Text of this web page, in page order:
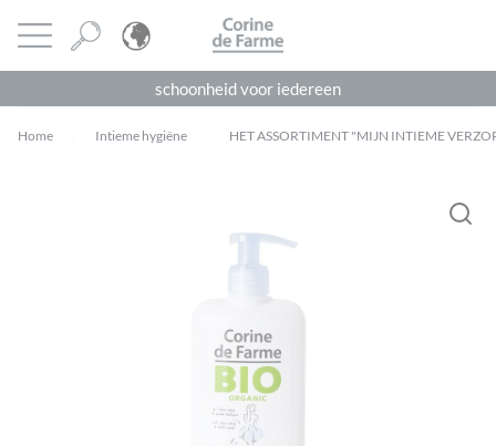
Menu openen CORINE DE FARME
schoonheid voor iedereen
Home Intieme hygiëne HET ASSORTIMENT "MIJN INTIEME